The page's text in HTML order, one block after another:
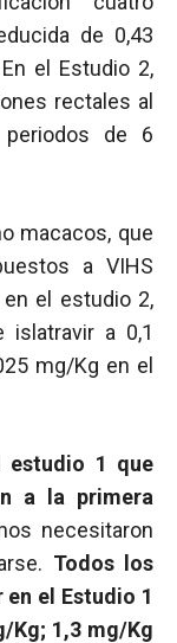
de 0,43
el Estudio 2,
rectales al
de 6
macacos, que
a VIHS
el estudio 2,
islatravir a 0,1
mg/Kg en el
estudio 1 que
a la primera
necesitaron
Todos los
el Estudio 1
Kg; 1,3 mg/Kg